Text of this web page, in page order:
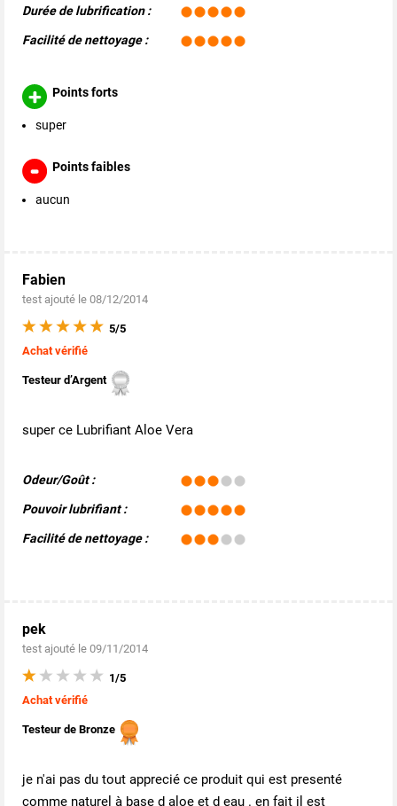
Durée de lubrification :
Facilité de nettoyage :
Points forts
super
Points faibles
aucun
Fabien
test ajouté le 08/12/2014
5/5
Achat vérifié
Testeur d’Argent
super ce Lubrifiant Aloe Vera
Odeur/Goût :
Pouvoir lubrifiant :
Facilité de nettoyage :
pek
test ajouté le 09/11/2014
1/5
Achat vérifié
Testeur de Bronze
je n'ai pas du tout apprecié ce produit qui est presenté
comme naturel à base d aloe et d eau . en fait il est